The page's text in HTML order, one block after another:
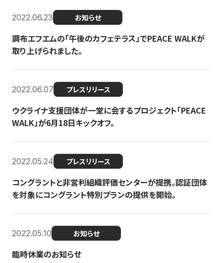
2022.06.23 お知らせ
調布エフエムの「午後のカフェテラス」でPEACE WALKが
取り上げられました。
2022.06.07 プレスリリース
ウクライナ支援団体が一堂に会するプロジェクト「PEACE
WALK」が6月18日キックオフ。
2022.05.24 プレスリリース
コングラントと非営利組織評価センターが提携。認証団体
を対象にコングラント特別プランの提供を開始。
2022.05.10 お知らせ
臨時休業のお知らせ